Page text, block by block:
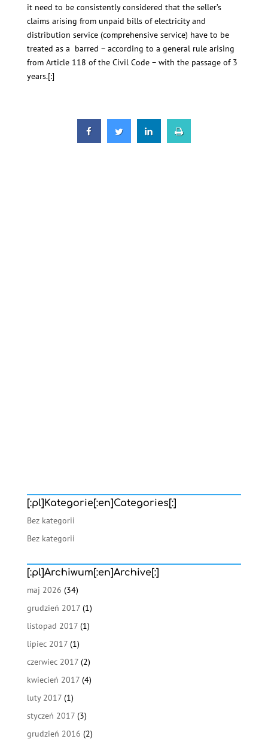
it need to be consistently considered that the seller’s
claims arising from unpaid bills of electricity and
distribution service (comprehensive service) have to be
treated as a barred – according to a general rule arising
from Article 118 of the Civil Code – with the passage of 3
years.[:]
[:pl]Kategorie[:en]Categories[:]
Bez kategorii
Bez kategorii
[:pl]Archiwum[:en]Archive[:]
maj 2026 (34)
grudzień 2017(1)
listopad 2017(1)
lipiec 2017(1)
czerwiec 2017(2)
kwiecień 2017(4)
luty 2017(1)
styczeń 2017(3)
grudzień 2016 (2)